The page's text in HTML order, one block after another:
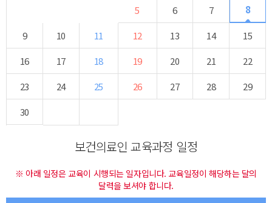
5
6 7 8
9 10 11 12 13 14
15
16
17 18 19 20 21
22
23
24 25 26 27 28
29
30
보건의료인 교육과정 일정
※ 아래 일정은 교육이 시행되는 일자입니다. 교육일정이 해당하는 달의
달력을 보셔야 합니다.